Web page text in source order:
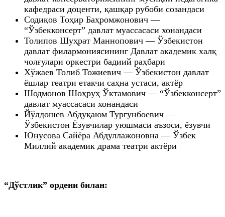
кафедраси доценти, қашқар рубоби созандаси
Содиқов Тоҳир Баҳромжонович —
“Ўзбекконсерт” давлат муассасаси хонандаси
Толипов Шуҳрат Маннопович — Ўзбекистон
давлат филармониясининг Давлат академик халқ
чолғулари оркестри бадиий раҳбари
Хўжаев Толиб Тожиевич — Ўзбекистон давлат
ёшлар театри етакчи саҳна устаси, актёр
Шодмонов Шоҳруҳ Ўктамович — “Ўзбекконсерт”
давлат муассасаси хонандаси
Йўлдошев Абдуқаюм Турғунбоевич —
Ўзбекистон Ёзувчилар уюшмаси аъзоси, ёзувчи
Юнусова Сайёра Абдуллажоновна — Ўзбек
Миллий академик драма театри актёри
“Дўстлик” ордени билан: